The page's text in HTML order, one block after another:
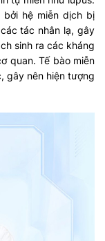
bởi hệ miễn dịch bị
tác nhân lạ, gây
sinh ra các kháng
quan. Tế bào miễn
gây nên hiện tượng